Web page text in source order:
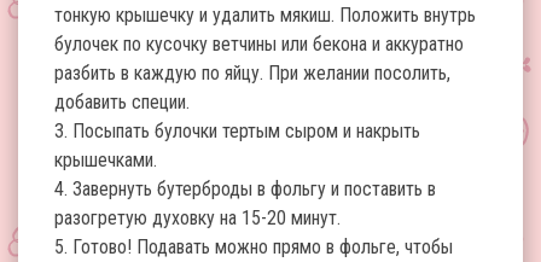
тонкую крышечку и удалить мякиш. Положить внутрь
булочек по кусочку ветчины или бекона и аккуратно
разбить в каждую по яйцу. При желании посолить,
добавить специи.
3. Посыпать булочки тертым сыром и накрыть
крышечками.
4. Завернуть бутерброды в фольгу и поставить в
разогретую духовку на 15-20 минут.
5. Готово! Подавать можно прямо в фольге, чтобы